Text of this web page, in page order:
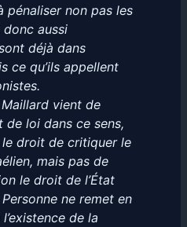
pénaliser non pas les
aussi
déjà dans
ce qu’ils appellent
vient de
loi dans ce sens,
droit de critiquer le
mais pas de
le droit de l’État
Personne ne remet en
de la